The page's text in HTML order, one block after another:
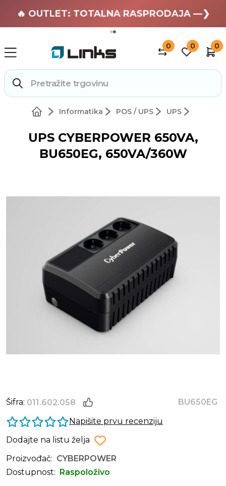
🏄 Zaslužuješ odmor —❯
🔥 OUTLET: TOTALNA RASPRODAJA —❯
0 0 0
Informatika POS / UPS UPS
UPS CYBERPOWER 650VA,
BU650EG, 650VA/360W
Šifra: 011.602.058
BU650EG
Napišite prvu recenziju
Dodajte na listu želja
Proizvođač: CYBERPOWER
Dostupnost:
Raspoloživo